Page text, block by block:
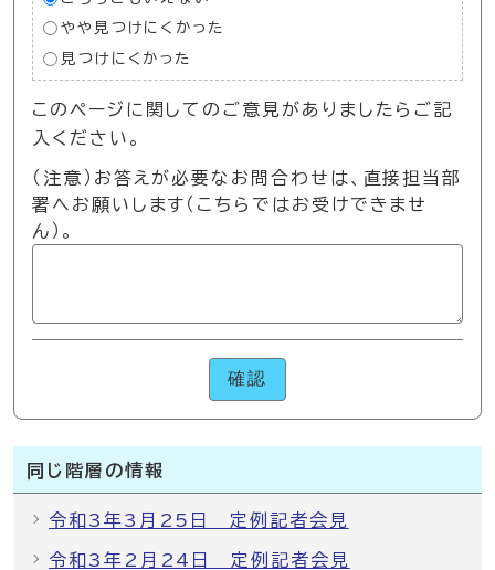
やや見つけにくかった
見つけにくかった
このページに関してのご意見がありましたらご記
入ください。
（注意）お答えが必要なお問合わせは、直接担当部
署へお願いします（こちらではお受けできませ
ん）。
確認
同じ階層の情報
令和3年3月25日 定例記者会見
令和3年2月24日 定例記者会見